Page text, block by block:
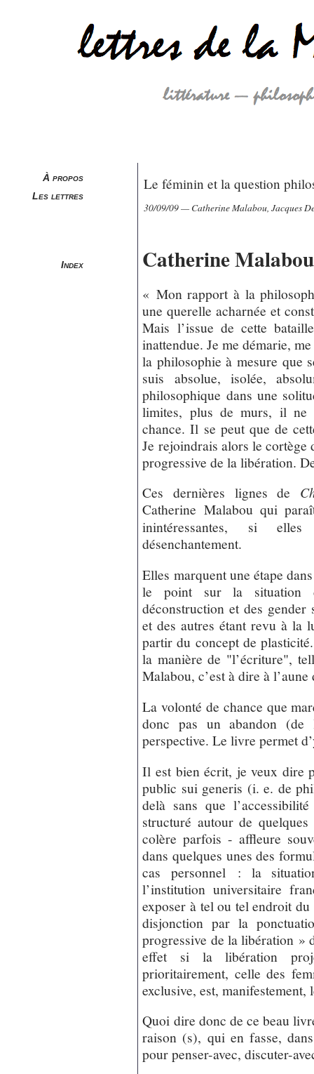
À propos
Les lettres
Index
Le féminin et la question
30/09/09 — Catherine Malabou, Jacques
Catherine
« Mon rapport à la
une querelle acharnée et
Mais l’issue de cette
inattendue. Je me démarie,
la philosophie à mesure que
suis absolue, isolée,
philosophique dans une
limites, plus de murs, il ne
chance. Il se peut que de
Je rejoindrais alors le cortège
progressive de la libération.
Ces dernières lignes de
Catherine Malabou qui
inintéressantes, si
désenchantement.
Elles marquent une étape
le point sur la situation
déconstruction et des gender
et des autres étant revu à la
partir du concept de
la manière de "l’écriture",
Malabou, c’est à dire à
La volonté de chance que
donc pas un abandon (de
perspective. Le livre permet
Il est bien écrit, je veux dire
public sui generis (i. e. de
delà sans que
structuré autour de
colère parfois - affleure
dans quelques unes des
cas personnel : la
l’institution universitaire
exposer à tel ou tel endroit
disjonction par la
progressive de la libération »
effet si la libération
prioritairement, celle des
exclusive, est, manifestement,
Quoi dire donc de ce beau
raison (s), qui en fasse,
pour penser-avec, discuter-